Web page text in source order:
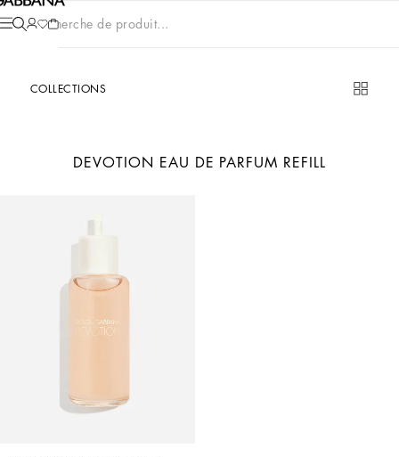
Recherche de produit...
COLLECTIONS
DEVOTION EAU DE PARFUM REFILL